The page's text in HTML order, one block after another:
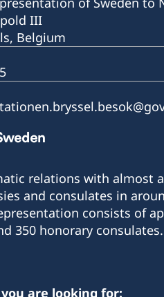
III
Belgium
relations with almost
and consulates in
consists of
350 honorary consulates.
are looking for: